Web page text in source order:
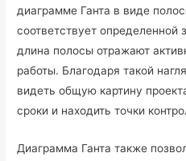
диаграмме Ганта в виде
соответствует
длина полосы отражают
работы. Благодаря такой
видеть общую картину
сроки и находить точки
Диаграмма Ганта также